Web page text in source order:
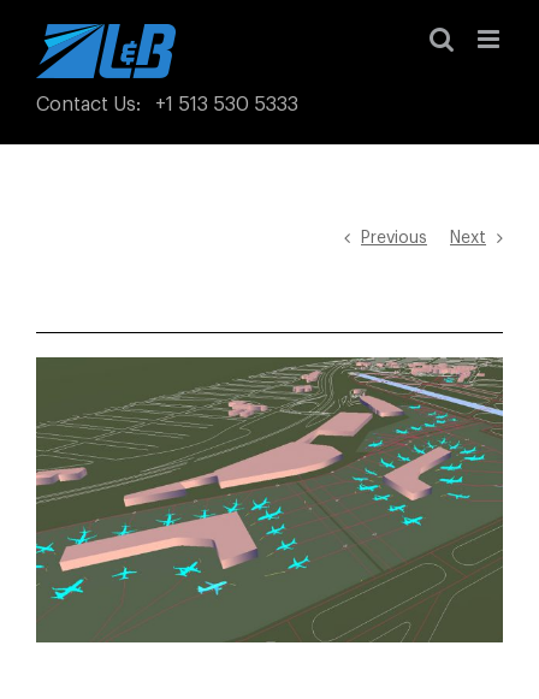
content
Contact Us: +1 513 530 5333
Previous Next